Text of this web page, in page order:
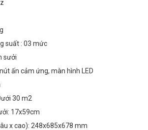
suất : 03 mức
sưởi
ấn cảm ứng, màn hình LED
30 m2
17x59cm
x cao): 248x685x678 mm